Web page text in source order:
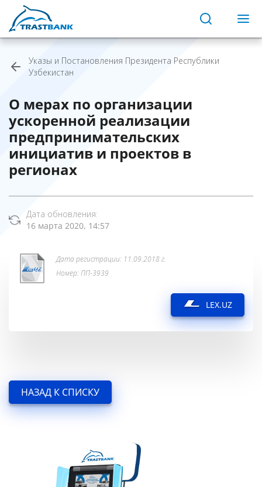
Указы и Постановления Президента Республики
Узбекистан
О мерах по организации
ускоренной реализации
предпринимательских
инициатив и проектов в
регионах
Дата обновления:
16 марта 2020, 14:57
Дата регистрации: 11.09.2018 г.
Номер: ПП-3939
LEX.UZ
НАЗАД К СПИСКУ